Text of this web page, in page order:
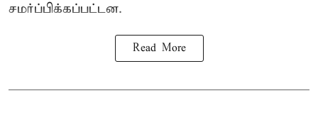
சமர்ப்பிக்கப்பட்டன.
Read More